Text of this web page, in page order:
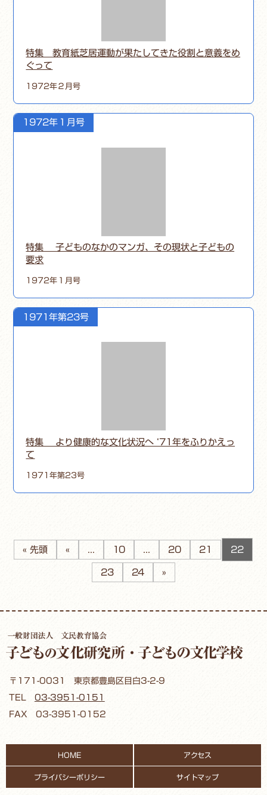
特集 教育紙芝居運動が果たしてきた役割と意義をめ
ぐって
1972年２月号
1972年１月号
特集 子どものなかのマンガ、その現状と子どもの
要求
1972年１月号
1971年第23号
特集 より健康的な文化状況へ ‘71年をふりかえっ
て
1971年第23号
« 先頭 « 10 20 21 22
23 24 »
〒171-0031 東京都豊島区目白3-2-9
TEL 03-3951-0151
FAX 03-3951-0152
HOME アクセス
プライバシーポリシー サイトマップ